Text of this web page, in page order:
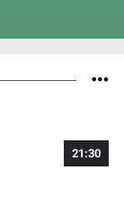
21:30